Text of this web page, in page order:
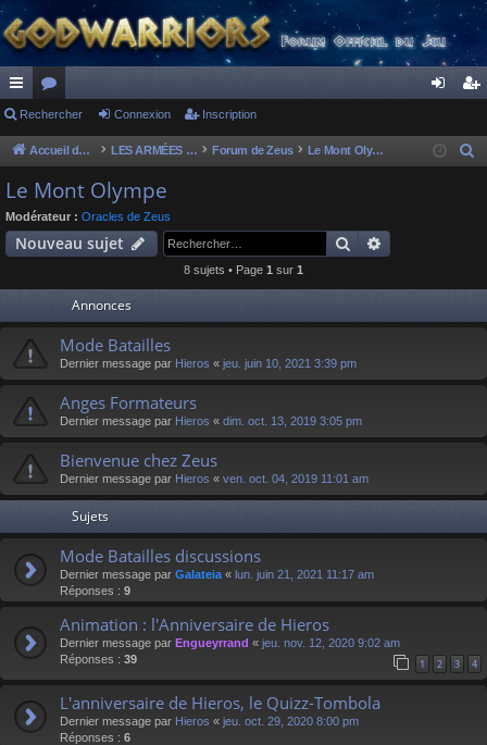
ac
co
ur
ci
or
u
m
s
ne cri
Rechercher Connexion Inscription
Accueil du forum LES ARMÉES DIVINES - FORUMS DE CLAN Forum de Zeus Le Mont Olympe
c
Le Mont Olympe
Modérateur : Oracles de Zeus
Nouveau sujet Rechercher
8 sujets • Page 1 sur 1
Annonces
Mode Batailles
Dernier message par Hieros « jeu. juin 10, 2021 3:39 pm
Anges Formateurs
Dernier message par Hieros « dim. oct. 13, 2019 3:05 pm
Bienvenue chez Zeus
Dernier message par Hieros « ven. oct. 04, 2019 11:01 am
Sujets
Mode Batailles discussions
Dernier message par Galateia « lun. juin 21, 2021 11:17 am
Réponses : 9
Animation : l'Anniversaire de Hieros
Dernier message par Engueyrrand « jeu. nov. 12, 2020 9:02 am
Réponses : 39 1 2 3 4
L'anniversaire de Hieros, le Quizz-Tombola
Dernier message par Hieros « jeu. oct. 29, 2020 8:00 pm
Réponses : 6